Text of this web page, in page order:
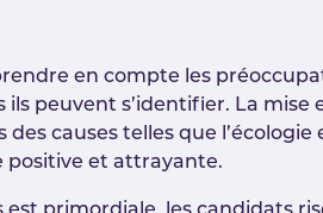
en compte les
peuvent s’identifier. La mise
causes telles que
positive et attrayante.